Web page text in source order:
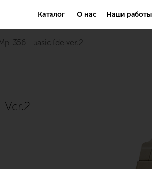
Каталог О нас Наши работы
mp-356 - basic fde ver.2
Ver.2